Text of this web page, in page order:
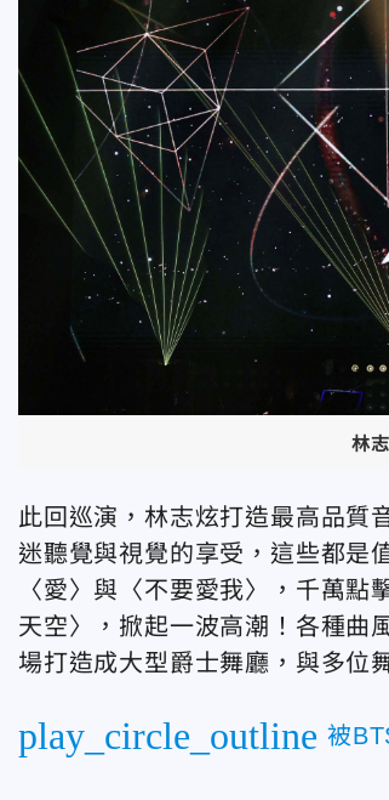
林
此回巡演，林志炫打造最高品質
迷聽覺與視覺的享受，這些都是
〈愛〉與〈不要愛我〉，千萬
天空〉，掀起一波高潮！各種曲
場打造成大型爵士舞廳，與多位
play_circle_outline 被